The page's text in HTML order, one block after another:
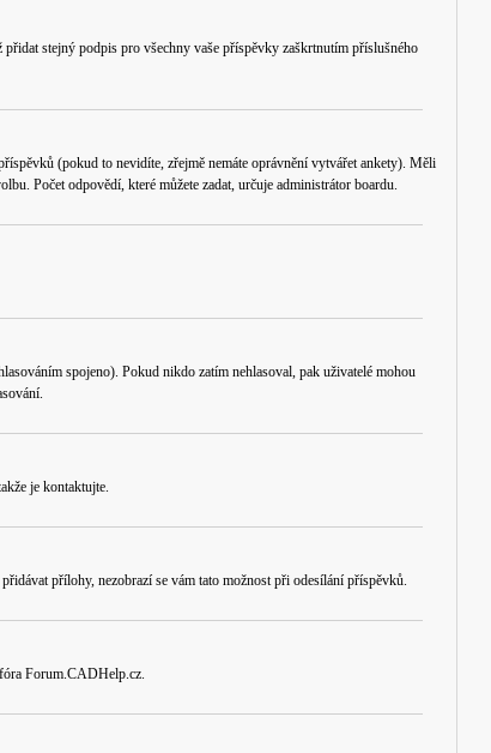
přidat stejný podpis pro všechny vaše příspěvky zaškrtnutím příslušného
(pokud to nevidíte, zřejmě nemáte oprávnění vytvářet ankety). Měli
Počet odpovědí, které můžete zadat, určuje administrátor boardu.
spojeno). Pokud nikdo zatím nehlasoval, pak uživatelé mohou
je kontaktujte.
přílohy, nezobrazí se vám tato možnost při odesílání příspěvků.
Forum.CADHelp.cz.